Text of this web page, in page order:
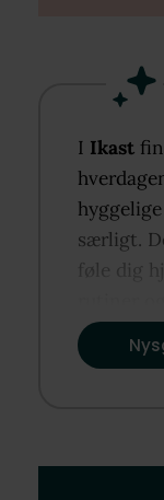
I Ikast
særligt.
føle dig